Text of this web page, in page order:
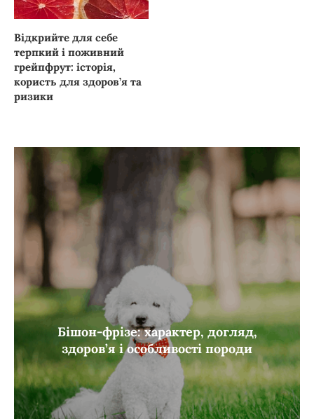
Відкрийте для себе
терпкий і поживний
грейпфрут: історія,
користь для здоров’я та
ризики
Бішон-фрізе: характер, догляд,
здоров’я і особливості породи